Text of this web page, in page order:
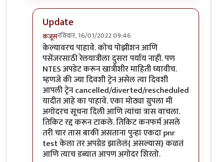
Update
कंजूसरविवार, 16/01/2022 09:46
In reply toछानbyहेमंतकुमार
केल्यावरच पाहावे. कोच पोझीशन आणि
पसेंजरसाठी रेलयात्रीला दुसरा पर्याय नाही. पण
NTES अपडेट करून खात्रीशीर माहिती घ्यावीच.
म्हणजे की ज्या दिवशी ट्रेन असेल त्या दिवशी
आपली ट्रेन cancelled/diverted/rescheduled
यादीत आहे का पाहावे. एका मोठ्या ग्रुपला मी
अगोदरच सूचना दिली आणि त्यांचा त्रास वाचला.
तिकिट रद्द करून टाकले. तिकिट कनफर्म असले
तरी चार तास बाकी असताना पुन्हा एकदा pnr
test केला तर अपग्रेड झालेलं{ असल्यास} कळतं
आणि त्याच डब्यात आपण अगोदर शिरतो.